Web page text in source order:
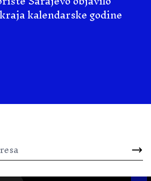
kalendarske godine